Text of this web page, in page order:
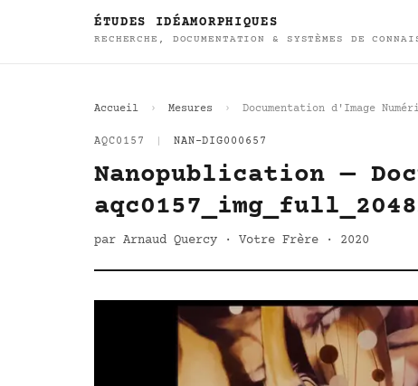
ÉTUDES IDÉAMORPHIQUES
RECHERCHE, DOCUMENTATION & SYSTÈMES DE
Accueil Mesures Documentation d'Image
AQC0157 NAN-DIG000657
Nanopublication —
par Arnaud Quercy · Votre Frère · 2020